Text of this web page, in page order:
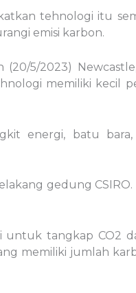
tehnologi itu
emisi karbon.
5/2023) Newcastle,
memiliki kecil
energi, batu
gedung
tangkap CO2
memiliki jumlah